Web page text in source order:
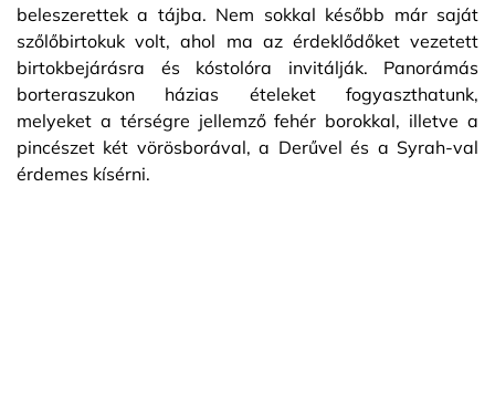
beleszerettek a tájba. Nem sokkal később már saját
szőlőbirtokuk volt, ahol ma az érdeklődőket vezetett
birtokbejárásra és kóstolóra invitálják. Panorámás
borteraszukon házias ételeket fogyaszthatunk,
melyeket a térségre jellemző fehér borokkal, illetve a
pincészet két vörösborával, a Derűvel és a Syrah-val
érdemes kísérni.